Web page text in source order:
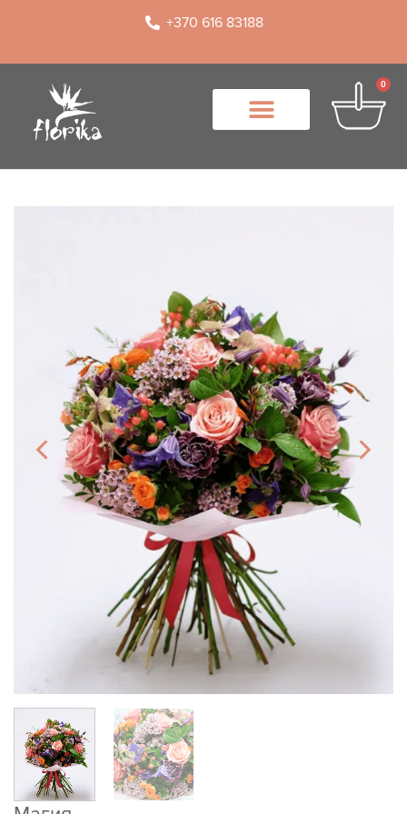
+370 616 83188
0